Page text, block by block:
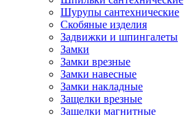
Шурупы сантехнические
Скобяные изделия
Задвижки и шпингалеты
Замки
Замки врезные
Замки навесные
Замки накладные
Защелки врезные
Защелки магнитные